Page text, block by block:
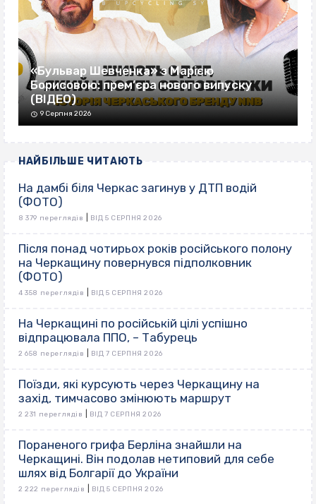
«Бульвар Шевченка» з Марією
Борисовою: прем’єра нового випуску
(ВІДЕО)
9 Серпня 2026
НАЙБІЛЬШЕ ЧИТАЮТЬ
На дамбі біля Черкас загинув у ДТП водій
(ФОТО)
8 379 переглядів ВІД 5 СЕРПНЯ 2026
Після понад чотирьох років російського полону
на Черкащину повернувся підполковник
(ФОТО)
4 358 переглядів ВІД 5 СЕРПНЯ 2026
На Черкащині по російській цілі успішно
відпрацювала ППО, – Табурець
2 658 переглядів ВІД 7 СЕРПНЯ 2026
Поїзди, які курсують через Черкащину на
захід, тимчасово змінюють маршрут
2 231 переглядів ВІД 7 СЕРПНЯ 2026
Пораненого грифа Берліна знайшли на
Черкащині. Він подолав нетиповий для себе
шлях від Болгарії до України
2 222 переглядів ВІД 5 СЕРПНЯ 2026